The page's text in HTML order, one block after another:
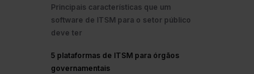
Principais características que um
software de ITSM para o setor público
deve ter
5 plataformas de ITSM para órgãos
governamentais